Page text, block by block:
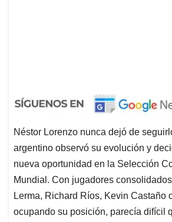
Néstor Lorenzo nunca dejó de
argentino observó su evolución y
nueva oportunidad en la Selección
Mundial. Con jugadores
Lerma, Richard Ríos, Kevin Castaño
ocupando su posición, parecía difícil